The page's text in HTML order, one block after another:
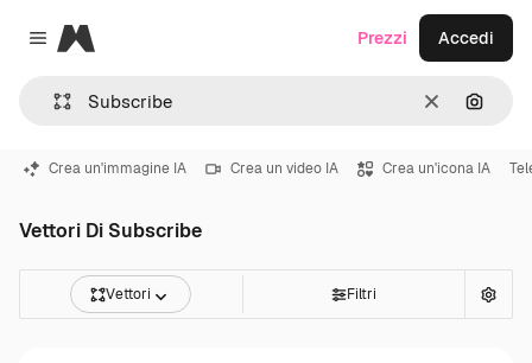
Close menu
Magnific
CancellaCerca
Prezzi Accedi
Crea un'immagine IA Crea un video IA Crea un'icona IA
Vettori Di Subscribe
Vettori Filtri